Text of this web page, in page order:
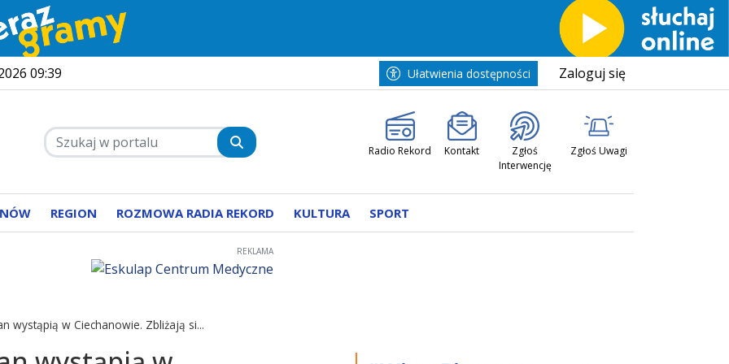
09:39 Ułatwienia dostępności Zaloguj się
Radio Rekord Kontakt
Zgłoś
Interwencję
Zgłoś Uwagi
REGION ROZMOWA RADIA REKORD KULTURA SPORT
REKLAMA
wystąpią w Ciechanowie. Zbliżają si...